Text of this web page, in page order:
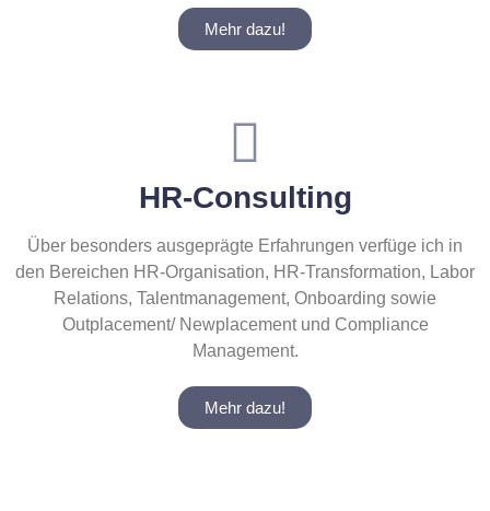
Mehr dazu!
HR-Consulting
Über besonders ausgeprägte Erfahrungen verfüge ich in
den Bereichen HR-Organisation, HR-Transformation, Labor
Relations, Talentmanagement, Onboarding sowie
Outplacement/ Newplacement und Compliance
Management.
Mehr dazu!